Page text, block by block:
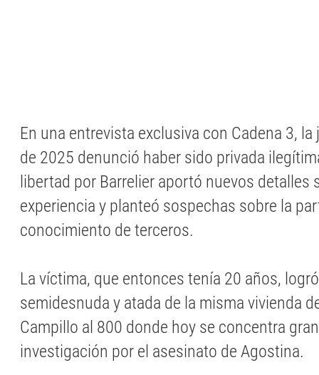
En una entrevista exclusiva con Cadena 3,
de 2025 denunció haber sido privada
libertad por Barrelier aportó nuevos detalles
experiencia y planteó sospechas sobre la
conocimiento de terceros.
La víctima, que entonces tenía 20 años,
semidesnuda y atada de la misma vivienda
Campillo al 800 donde hoy se concentra
investigación por el asesinato de Agostina.